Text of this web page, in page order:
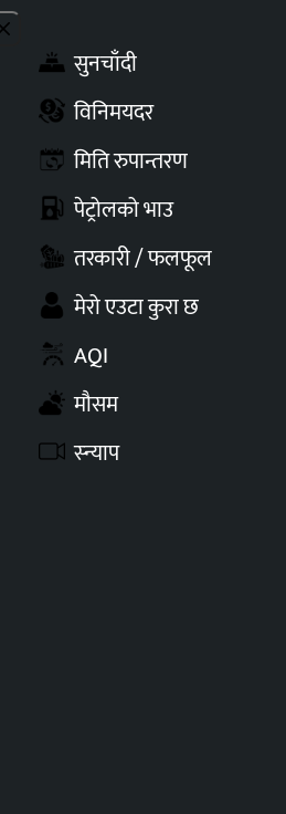
Close menu
सुनचाँदी
विनिमयदर
मिति रुपान्तरण
पेट्रोलको भाउ
तरकारी / फलफूल
मेरो एउटा कुरा छ
AQI
मौसम
स्न्याप